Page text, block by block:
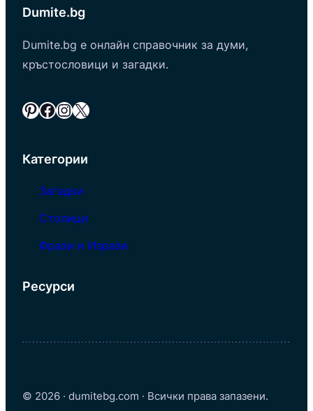
Dumite.bg
Dumite.bg е онлайн справочник за думи,
кръстословици и загадки.
Pinterest Facebook InstagramX
Категории
Загадки
Столици
Фрази и Изрази
Ресурси
© 2026 · dumitebg.com · Всички права запазени.